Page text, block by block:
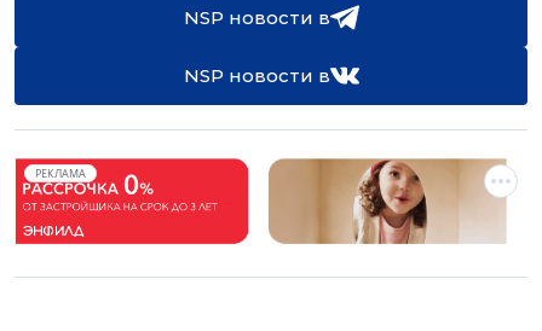
NSP новости в
NSP новости в
РЕКЛАМА